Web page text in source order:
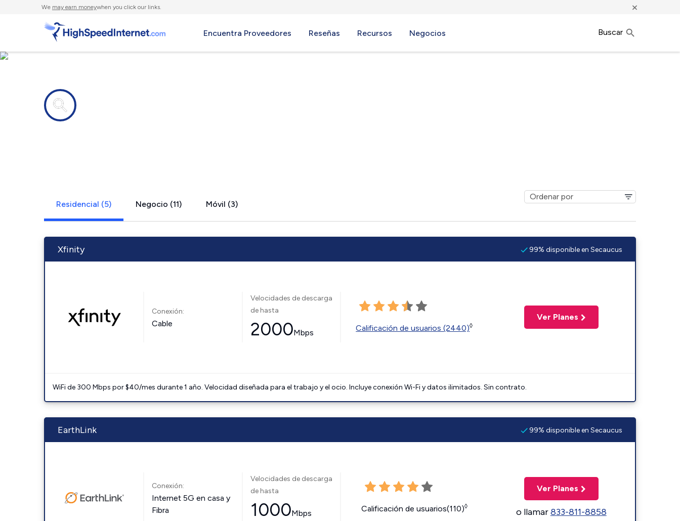
We may earn moneywhen you click our links. ×
Encuentra Proveedores Reseñas Recursos Negocios Buscar
Residencial (5) Negocio (11) Móvil (3)
Xfinity 99% disponible en Secaucus
Conexión:
Cable
Velocidades de descarga
de hasta
2000Mbps Calificación de usuarios (2440)◊
Ver Planes
WiFi de 300 Mbps por $40/mes durante 1 año. Velocidad diseñada para el trabajo y el ocio. Incluye conexión Wi-Fi y datos ilimitados. Sin contrato.
EarthLink 99% disponible en Secaucus
Conexión:
Internet 5G en casa y
Fibra
Velocidades de descarga
de hasta
1000Mbps Calificación de usuarios(110)◊
Ver Planes
o llamar833-811-8858